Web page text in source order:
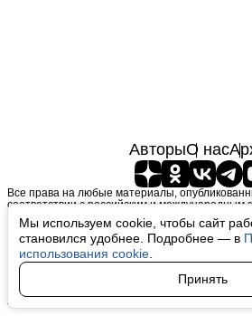
Мы используем cookie, чтобы сайт
становился удобнее. Подробнее — в
использования cookie
Принять
АвторыО нас
Все права на любые материалы,
соответствии с российским и международным
интеллектуальной собственности. Любое
аудио и видеоматериалов возможно только с
(finfeel.ru). Персональные данные (ФЗ 152).
использовании материалов finfeel.ru активная
на исходный материал обязательна.
Пользовательское соглашение
Политика
Политика использования cookie